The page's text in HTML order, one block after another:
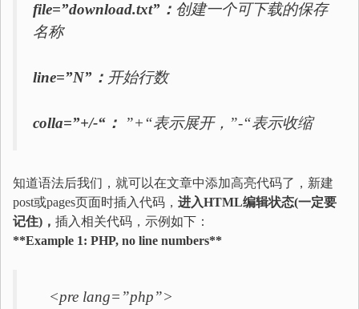
file=”download.txt”： 创建一个可下载的保存
名称
line=”N”： 开始行数
colla=”+/-“： ”+“表示展开，”-“表示收缩
知道语法后我们，就可以在文章中添加高亮代码了，新建
post或pages页面时插入代码， 进入HTML编辑状态(一定要
记住)， 插入相关代码，示例如下：
**Example 1: PHP, no line numbers**
<pre lang=”php”>